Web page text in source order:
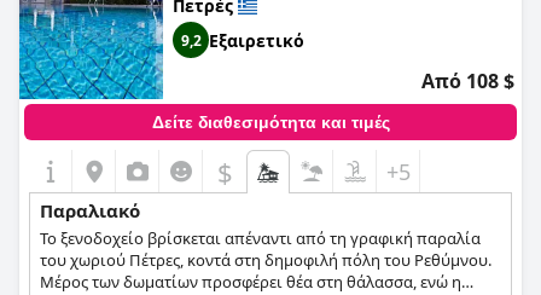
Πετρές
9,2 Εξαιρετικό
Από 108 $
Δείτε διαθεσιμότητα και τιμές
$ +5
Παραλιακό
Το ξενοδοχείο βρίσκεται απέναντι από τη γραφική παραλία
του χωριού Πέτρες, κοντά στη δημοφιλή πόλη του Ρεθύμνου.
Μέρος των δωματίων προσφέρει θέα στη θάλασσα, ενώ η